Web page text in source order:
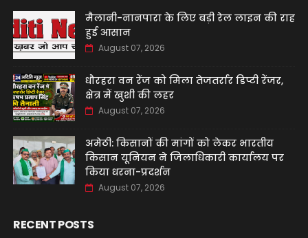
मैलानी-नानपारा के लिए बड़ी रेल लाइन की राह
हुई आसान
August 07, 2026
धौरहरा वन रेंज को मिला तेजतर्रार डिप्टी रेंजर,
क्षेत्र में खुशी की लहर
August 07, 2026
अमेठी: किसानों की मांगों को लेकर भारतीय
किसान यूनियन ने जिलाधिकारी कार्यालय पर
किया धरना-प्रदर्शन
August 07, 2026
RECENT POSTS